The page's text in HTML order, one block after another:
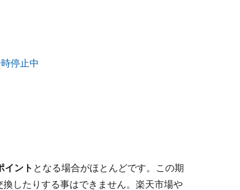
イント となる場合がほとんどです。この期
したりする事はできません。楽天市場や